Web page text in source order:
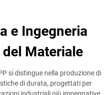
e Ingegneria
Materiale
si distingue nella produzione di
di durata, progettati per